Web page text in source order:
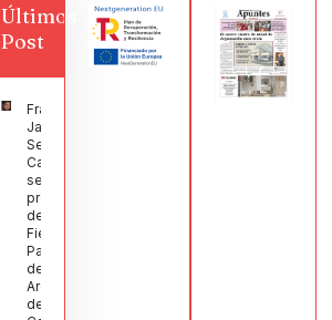
Últimos
Post
Francisco
Javier
Segura
Castellanos
será el
pregonero
de las
Fiestas
Patronales
de
Argamasilla
de